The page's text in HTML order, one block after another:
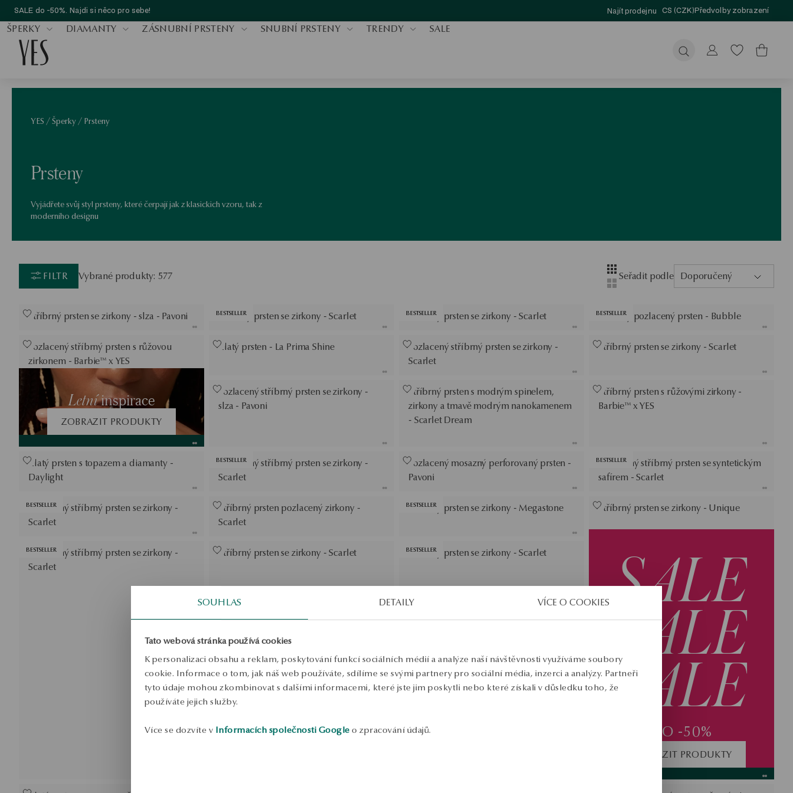
SOUHLAS DETAILY VÍCE O COOKIES
Tato webová stránka používá cookies
K personalizaci obsahu a reklam, poskytování funkcí sociálních médií a analýze naší návštěvnosti využíváme soubory
cookie. Informace o tom, jak náš web používáte, sdílíme se svými partnery pro sociální média, inzerci a analýzy. Partneři
tyto údaje mohou zkombinovat s dalšími informacemi, které jste jim poskytli nebo které získali v důsledku toho, že
používáte jejich služby.
Více se dozvíte v Informacích společnosti Google o zpracování údajů.
SALE do -50%. Najdi si něco pro sebe! Najít prodejnu CS (CZK)Předvolby zobrazení
ŠPERKY DIAMANTY ZÁSNUBNÍ PRSTENY SNUBNÍ PRSTENY TRENDY SALE
Odeslat
YES /Šperky / Prsteny
Prsteny
Vyjádřete svůj styl prsteny, které čerpají jak z klasickich vzoru, tak z
moderního designu
FILTR Vybrané produkty: 577
Layout
Zobrazení se čtyřmi sloupci
Zobrazení se dvěma sloupci
Seřadit podle Doporučený
Stříbrný prsten se zirkony - slza - Pavoni BESTSELLER
Stříbrný prsten se zirkony - Scarlet BESTSELLER
Stříbrný prsten se zirkony - Scarlet BESTSELLER
Stříbrný pozlacený prsten - Bubble
Pozlacený stříbrný prsten s růžovou
zirkonem - Barbie™ x YES
Zlatý prsten - La Prima Shine
Pozlacený stříbrný prsten se zirkony -
Scarlet
Stříbrný prsten se zirkony - Scarlet
Letníinspirace
ZOBRAZIT PRODUKTY
Pozlacený stříbrný prsten se zirkony -
slza - Pavoni
Stříbrný prsten s modrým spinelem,
zirkony a tmavě modrým nanokamenem
- Scarlet Dream
Stříbrný prsten s růžovými zirkony -
Barbie™ x YES
Zlatý prsten s topazem a diamanty -
Daylight
BESTSELLER
Pozlacený stříbrný prsten se zirkony -
Scarlet
Pozlacený mosazný perforovaný prsten -
Pavoni
BESTSELLER
Pozlacený stříbrný prsten se syntetickým
safírem - Scarlet
BESTSELLER
Pozlacený stříbrný prsten se zirkony -
Scarlet
Stříbrný prsten pozlacený zirkony -
Scarlet
BESTSELLER
Stříbrný prsten se zirkony - Megastone Stříbrný prsten se zirkony - Unique
BESTSELLER
Pozlacený stříbrný prsten se zirkony -
Scarlet
Stříbrný prsten se zirkony - Scarlet BESTSELLER
Stříbrný prsten se zirkony - Scarlet SALE
SALE
SALE
DO -50%
ZOBRAZIT PRODUKTY